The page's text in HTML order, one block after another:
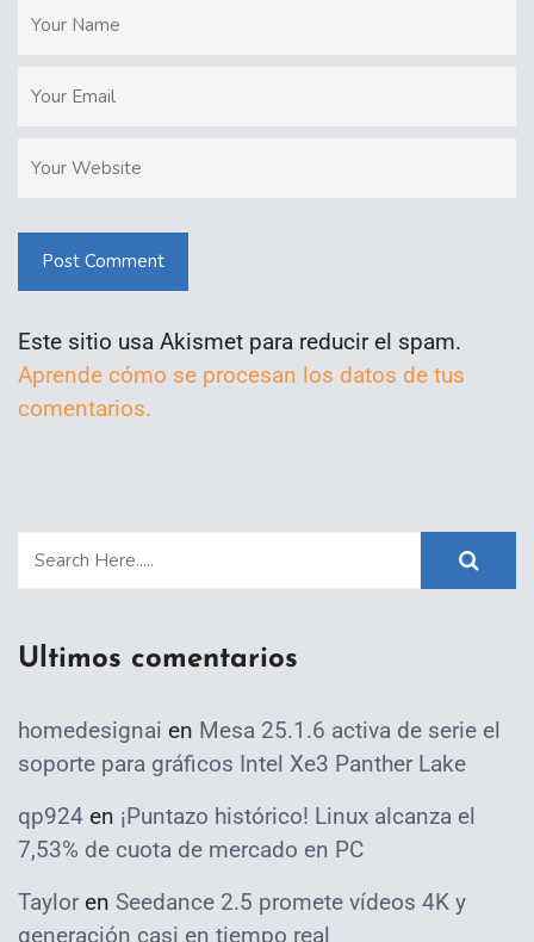
Post Comment
Este sitio usa Akismet para reducir el spam.
Aprende cómo se procesan los datos de tus
comentarios.
Ultimos comentarios
homedesignai en Mesa 25.1.6 activa de serie el
soporte para gráficos Intel Xe3 Panther Lake
qp924 en ¡Puntazo histórico! Linux alcanza el
7,53% de cuota de mercado en PC
Taylor en Seedance 2.5 promete vídeos 4K y
generación casi en tiempo real